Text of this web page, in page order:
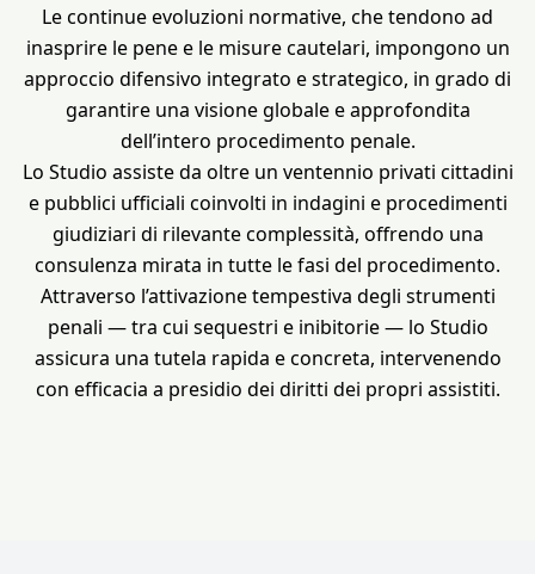
Le continue evoluzioni normative, che tendono ad
inasprire le pene e le misure cautelari, impongono un
approccio difensivo integrato e strategico, in grado di
garantire una visione globale e approfondita
dell’intero procedimento penale.
Lo Studio assiste da oltre un ventennio privati cittadini
e pubblici ufficiali coinvolti in indagini e procedimenti
giudiziari di rilevante complessità, offrendo una
consulenza mirata in tutte le fasi del procedimento.
Attraverso l’attivazione tempestiva degli strumenti
penali — tra cui sequestri e inibitorie — lo Studio
assicura una tutela rapida e concreta, intervenendo
con efficacia a presidio dei diritti dei propri assistiti.